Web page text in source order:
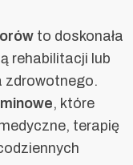
to doskonała
rehabilitacji lub
zdrowotnego.
, które
terapię